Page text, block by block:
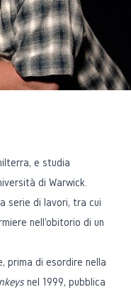
e studia
di Warwick.
serie di lavori, tra cui
nell'obitorio di un
prima di esordire nella
nel 1999, pubblica